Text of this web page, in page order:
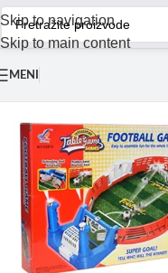
Skip to navigation
Skip to main content
MENI